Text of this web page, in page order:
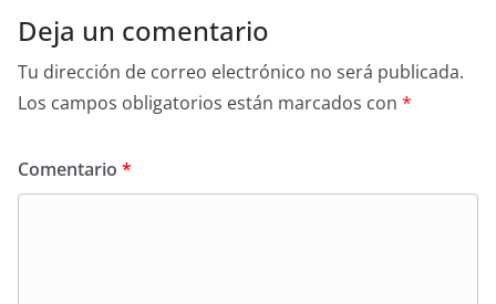
Deja un comentario
Tu dirección de correo electrónico no será publicada.
Los campos obligatorios están marcados con *
Comentario *